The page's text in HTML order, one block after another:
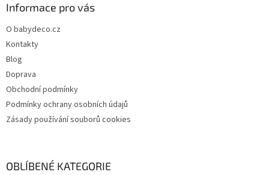
Informace pro vás
O babydeco.cz
Kontakty
Blog
Doprava
Obchodní podmínky
Podmínky ochrany osobních údajů
Zásady používání souborů cookies
OBLÍBENÉ KATEGORIE